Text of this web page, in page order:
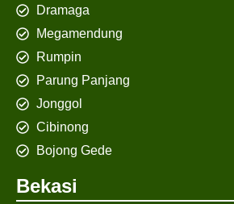
Dramaga
Megamendung
Rumpin
Parung Panjang
Jonggol
Cibinong
Bojong Gede
Bekasi